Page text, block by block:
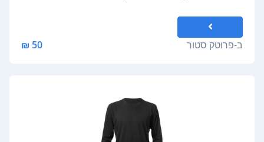
ב-פרוטק סטור 50 ₪